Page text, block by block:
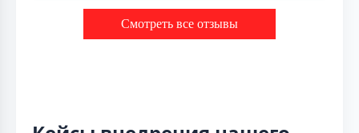
Смотреть все отзывы